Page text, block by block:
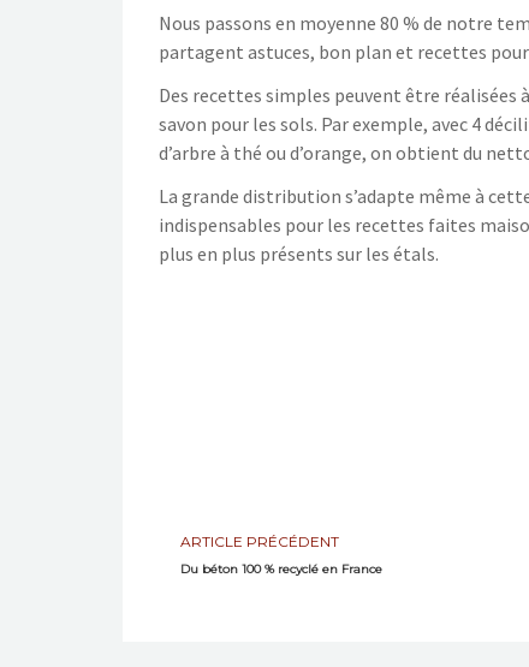
Nous passons en moyenne 80 % de notre
partagent astuces, bon plan et recettes
Des recettes simples peuvent être réalisées
savon pour les sols. Par exemple, avec 4
d’arbre à thé ou d’orange, on obtient du
La grande distribution s’adapte même à
indispensables pour les recettes faites
plus en plus présents sur les étals.
ARTICLE PRÉCÉDENT
Du béton 100 % recyclé en France